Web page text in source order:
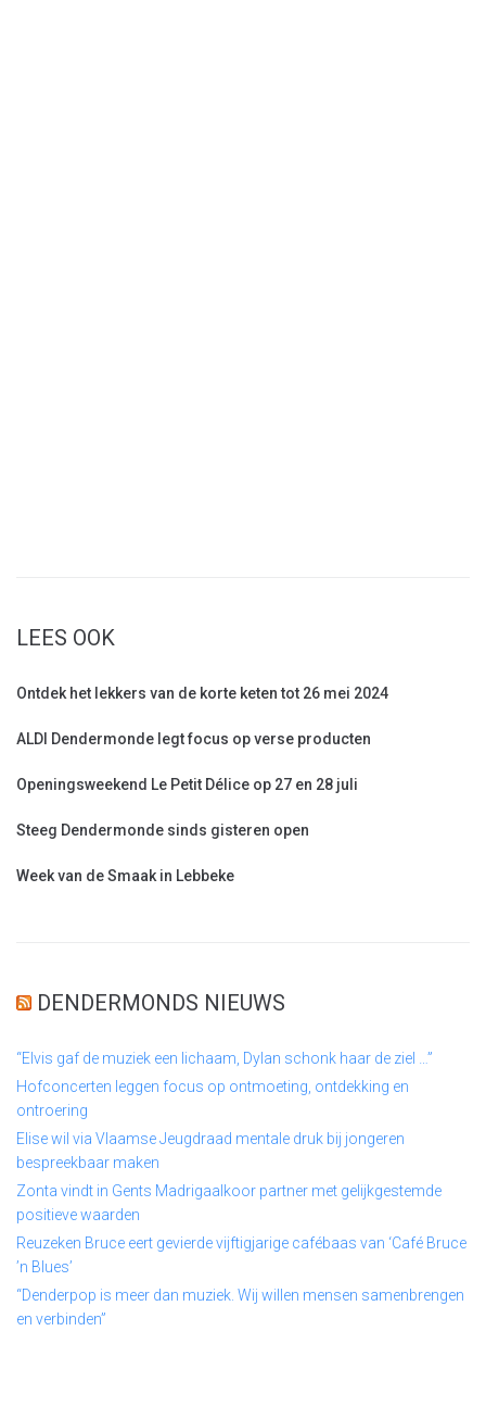
LEES OOK
Ontdek het lekkers van de korte keten tot 26 mei 2024
ALDI Dendermonde legt focus op verse producten
Openingsweekend Le Petit Délice op 27 en 28 juli
Steeg Dendermonde sinds gisteren open
Week van de Smaak in Lebbeke
DENDERMONDS NIEUWS
“Elvis gaf de muziek een lichaam, Dylan schonk haar de ziel …”
Hofconcerten leggen focus op ontmoeting, ontdekking en
ontroering
Elise wil via Vlaamse Jeugdraad mentale druk bij jongeren
bespreekbaar maken
Zonta vindt in Gents Madrigaalkoor partner met gelijkgestemde
positieve waarden
Reuzeken Bruce eert gevierde vijftigjarige cafébaas van ‘Café Bruce
’n Blues’
“Denderpop is meer dan muziek. Wij willen mensen samenbrengen
en verbinden”